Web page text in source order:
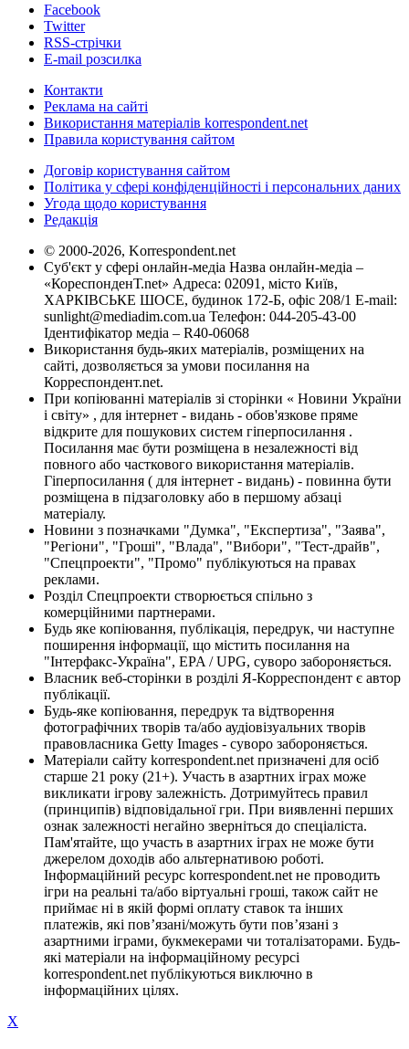
Facebook
Twitter
RSS-стрічки
E-mail розсилка
Контакти
Реклама на сайті
Використання матеріалів korrespondent.net
Правила користування сайтом
Договір користування сайтом
Політика у сфері конфіденційності і персональних даних
Угода щодо користування
Редакція
© 2000-2026, Korrespondent.net
Суб'єкт у сфері онлайн-медіа Назва онлайн-медіа –
«КореспонденТ.net» Адреса: 02091, місто Київ,
ХАРКІВСЬКЕ ШОСЕ, будинок 172-Б, офіс 208/1 E-mail:
sunlight@mediadim.com.ua Телефон: 044-205-43-00
Ідентифікатор медіа – R40-06068
Використання будь-яких матеріалів, розміщених на
сайті, дозволяється за умови посилання на
Корреспондент.net.
При копіюванні матеріалів зі сторінки « Новини України
і світу» , для інтернет - видань - обов'язкове пряме
відкрите для пошукових систем гіперпосилання .
Посилання має бути розміщена в незалежності від
повного або часткового використання матеріалів.
Гіперпосилання ( для інтернет - видань) - повинна бути
розміщена в підзаголовку або в першому абзаці
матеріалу.
Новини з позначками "Думка", "Експертиза", "Заява",
"Регіони", "Гроші", "Влада", "Вибори", "Тест-драйв",
"Спецпроекти", "Промо" публікуються на правах
реклами.
Розділ Спецпроекти створюється спільно з
комерційними партнерами.
Будь яке копіювання, публікація, передрук, чи наступне
поширення інформації, що містить посилання на
"Інтерфакс-Україна", EPA / UPG, суворо забороняється.
Власник веб-сторінки в розділі Я-Корреспондент є автор
публікації.
Будь-яке копіювання, передрук та відтворення
фотографічних творів та/або аудіовізуальних творів
правовласника Getty Images - суворо забороняється.
Матеріали сайту korrespondent.net призначені для осіб
старше 21 року (21+). Участь в азартних іграх може
викликати ігрову залежність. Дотримуйтесь правил
(принципів) відповідальної гри. При виявленні перших
ознак залежності негайно зверніться до спеціаліста.
Пам'ятайте, що участь в азартних іграх не може бути
джерелом доходів або альтернативою роботі.
Інформаційний ресурс korrespondent.net не проводить
ігри на реальні та/або віртуальні гроші, також сайт не
приймає ні в якій формі оплату ставок та інших
платежів, які пов’язані/можуть бути пов’язані з
азартними іграми, букмекерами чи тоталізаторами. Будь-
які матеріали на інформаційному ресурсі
korrespondent.net публікуються виключно в
інформаційних цілях.
X